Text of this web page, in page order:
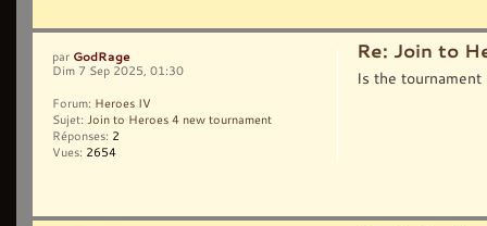
Re: Join to
Is the
par GodRage
Dim 7 Sep 2025, 01:30
Forum: Heroes IV
Sujet: Join to Heroes 4 new tournament
Réponses: 2
Vues: 2654